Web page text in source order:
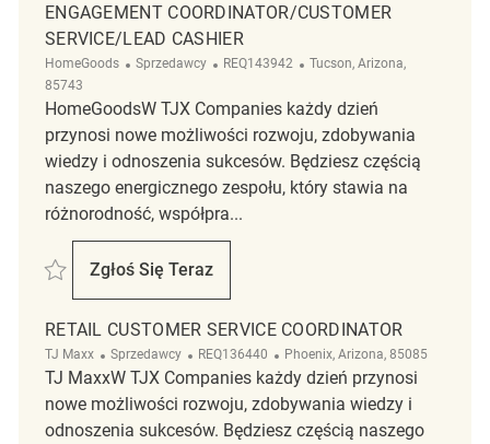
ENGAGEMENT COORDINATOR/CUSTOMER
SERVICE/LEAD CASHIER
HomeGoods Kategoria
Sprzedawcy ReqId
REQ143942 Lokalizacja
Tucson, Arizona,
85743
HomeGoodsW TJX Companies każdy dzień
przynosi nowe możliwości rozwoju, zdobywania
wiedzy i odnoszenia sukcesów. Będziesz częścią
naszego energicznego zespołu, który stawia na
różnorodność, współpra...
Zapisać Engagement Coordinator/Customer Service/Lead Cashier
Zgłoś Się Teraz
Engagement Coordinator/Customer
RETAIL CUSTOMER SERVICE COORDINATOR
TJ Maxx Kategoria
Sprzedawcy ReqId
REQ136440 Lokalizacja
Phoenix, Arizona, 85085
TJ MaxxW TJX Companies każdy dzień przynosi
nowe możliwości rozwoju, zdobywania wiedzy i
odnoszenia sukcesów. Będziesz częścią naszego